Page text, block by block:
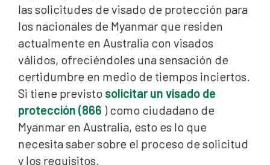
las solicitudes de visado de protección para
los nacionales de Myanmar que residen
actualmente en Australia con visados
válidos, ofreciéndoles una sensación de
certidumbre en medio de tiempos inciertos.
Si tiene previsto solicitar un visado de
protección (866 ) como ciudadano de
Myanmar en Australia, esto es lo que
necesita saber sobre el proceso de solicitud
y los requisitos.